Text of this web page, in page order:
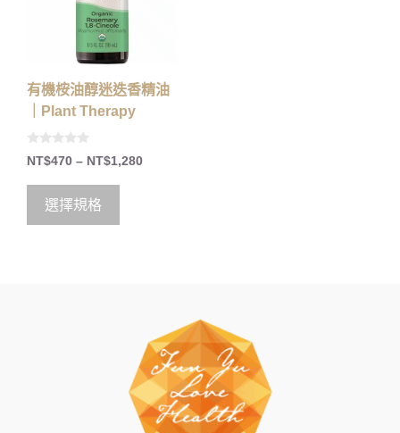
有機桉油醇迷迭香精油
｜Plant Therapy
0
o
5
NT$470 – NT$1,280
選擇規格